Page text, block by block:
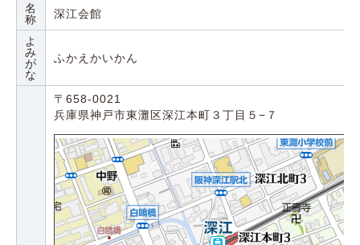
名
称
深江会館
よ
み
が
な
ふかえかいかん
〒658-0021
兵庫県神戸市東灘区深江本町３丁目５−７